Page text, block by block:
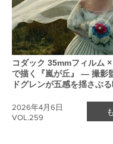
コダック 35mmフィルム
で描く『嵐が丘』 ― 撮影
ドグレンが五感を揺さぶ
VOL.259
2026年4月6日